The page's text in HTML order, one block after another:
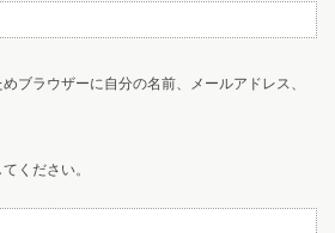
ブラウザーに自分の名前、メールアドレス、
ください。